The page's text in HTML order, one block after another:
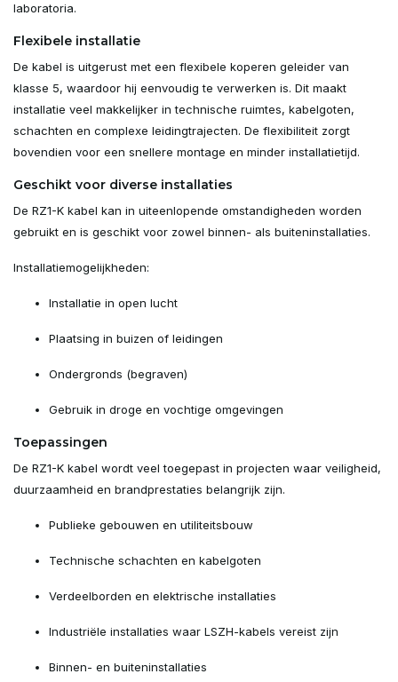
laboratoria.
Flexibele installatie
De kabel is uitgerust met een flexibele koperen geleider van
klasse 5, waardoor hij eenvoudig te verwerken is. Dit maakt
installatie veel makkelijker in technische ruimtes, kabelgoten,
schachten en complexe leidingtrajecten. De flexibiliteit zorgt
bovendien voor een snellere montage en minder installatietijd.
Geschikt voor diverse installaties
De RZ1-K kabel kan in uiteenlopende omstandigheden worden
gebruikt en is geschikt voor zowel binnen- als buiteninstallaties.
Installatiemogelijkheden:
Installatie in open lucht
Plaatsing in buizen of leidingen
Ondergronds (begraven)
Gebruik in droge en vochtige omgevingen
Toepassingen
De RZ1-K kabel wordt veel toegepast in projecten waar veiligheid,
duurzaamheid en brandprestaties belangrijk zijn.
Publieke gebouwen en utiliteitsbouw
Technische schachten en kabelgoten
Verdeelborden en elektrische installaties
Industriële installaties waar LSZH-kabels vereist zijn
Binnen- en buiteninstallaties